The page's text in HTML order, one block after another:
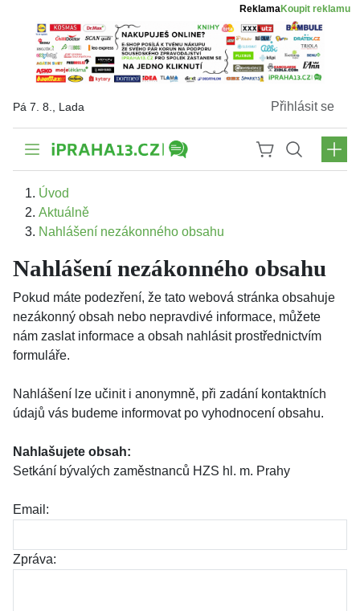
ReklamaKoupit reklamu
Pá 7. 8., Lada Přihlásit se
Úvod
Aktuálně
Nahlášení nezákonného obsahu
Nahlášení nezákonného obsahu
Pokud máte podezření, že tato webová stránka obsahuje
nezákonný obsah nebo nepravdivé informace, můžete
nám zaslat informace a obsah nahlásit prostřednictvím
formuláře.
Nahlášení lze učinit i anonymně, při zadání kontaktních
údajů vás budeme informovat po vyhodnocení obsahu.
Nahlašujete obsah:
Setkání bývalých zaměstnanců HZS hl. m. Prahy
Email:
Zpráva: